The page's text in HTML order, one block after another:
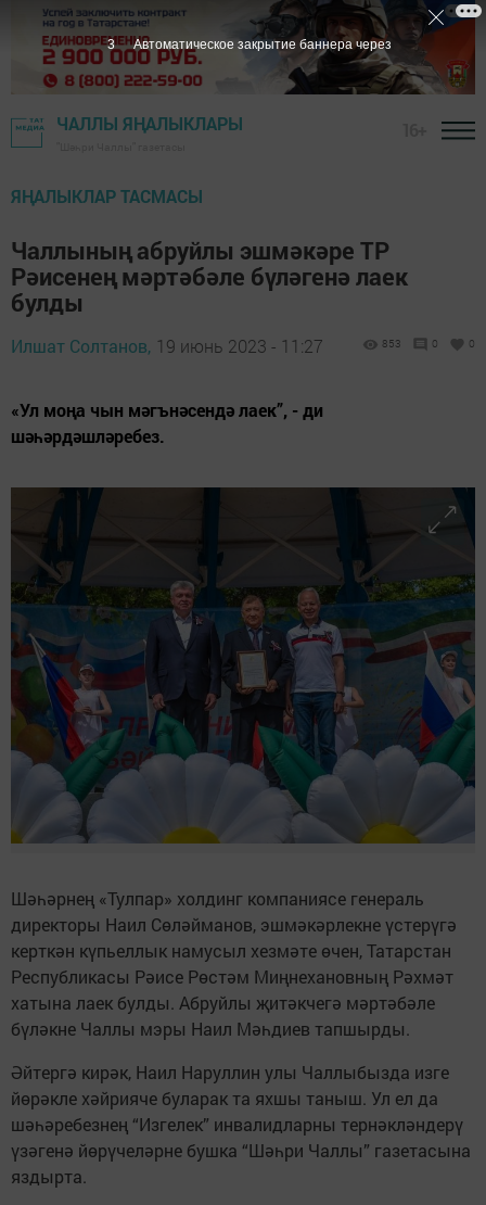
ЧАЛЛЫ ЯҢАЛЫКЛАРЫ
ЯҢАЛЫКЛАР ТАСМАСЫ
Чаллының абруйлы эшмәкәре ТР
Рәисенең мәртәбәле бүләгенә лаек
булды
Илшат Солтанов, 19 июнь 2023 - 11:27 853 0 0
«Ул моңа чын мәгънәсендә лаек”, - ди
шәһәрдәшләребез.
Шәһәрнең «Тулпар» холдинг компаниясе генераль
директоры Наил Сөләйманов, эшмәкәрлекне үстерүгә
керткән күпьеллык намусыл хезмәте өчен, Татарстан
Республикасы Рәисе Рөстәм Миңнехановның Рәхмәт
хатына лаек булды. Абруйлы җитәкчегә мәртәбәле
бүләкне Чаллы мэры Наил Мәһдиев тапшырды.
Әйтергә кирәк, Наил Наруллин улы Чаллыбызда изге
йөрәкле хәйрияче буларак та яхшы таныш. Ул ел да
шәһәребезнең “Изгелек” инвалидларны тернәкләндерү
үзәгенә йөрүчеләрне бушка “Шәһри Чаллы” газетасына
яздырта.
1 Автоматическое закрытие баннера через